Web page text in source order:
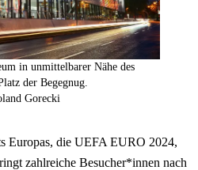
in unmittelbarer Nähe des
der Begegnug.
Gorecki
Europas, die UEFA EURO 2024,
zahlreiche Besucher*innen nach